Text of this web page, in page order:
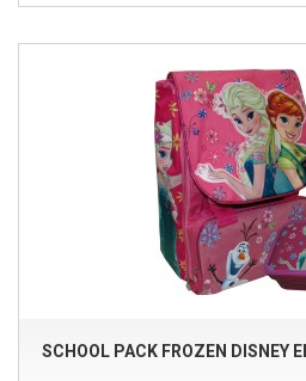
SCHOOL PACK FROZEN DISNEY